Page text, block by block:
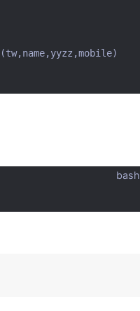
(tw,name,yyzz ,mobile)
bash